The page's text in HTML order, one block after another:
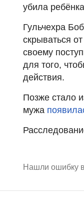
убила
Гульчехра
скрываться
своему
для того,
действия.
Позже стало
мужа
Нашли ошибку